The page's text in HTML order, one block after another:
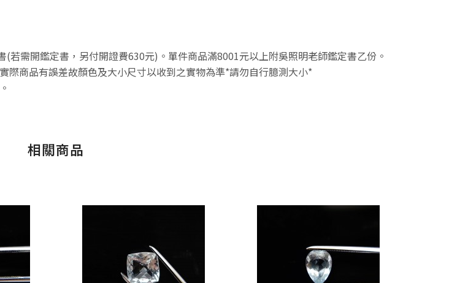
需開鑑定書，另付開證費630元)。單件商品滿8001元以上附吳照明老師鑑定書乙份。
商品有誤差故顏色及大小尺寸以收到之實物為準*請勿自行臆測大小*
相關商品